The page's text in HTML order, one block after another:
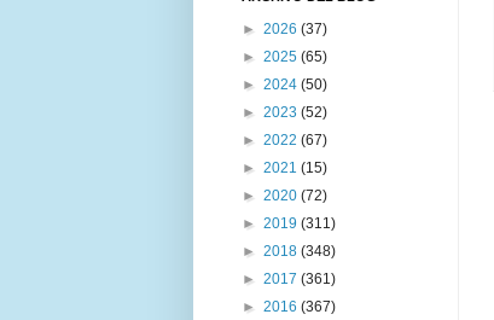
► 2026 (37)
► 2025 (65)
► 2024 (50)
► 2023 (52)
► 2022 (67)
► 2021 (15)
► 2020 (72)
► 2019 (311)
► 2018 (348)
► 2017 (361)
► 2016 (367)